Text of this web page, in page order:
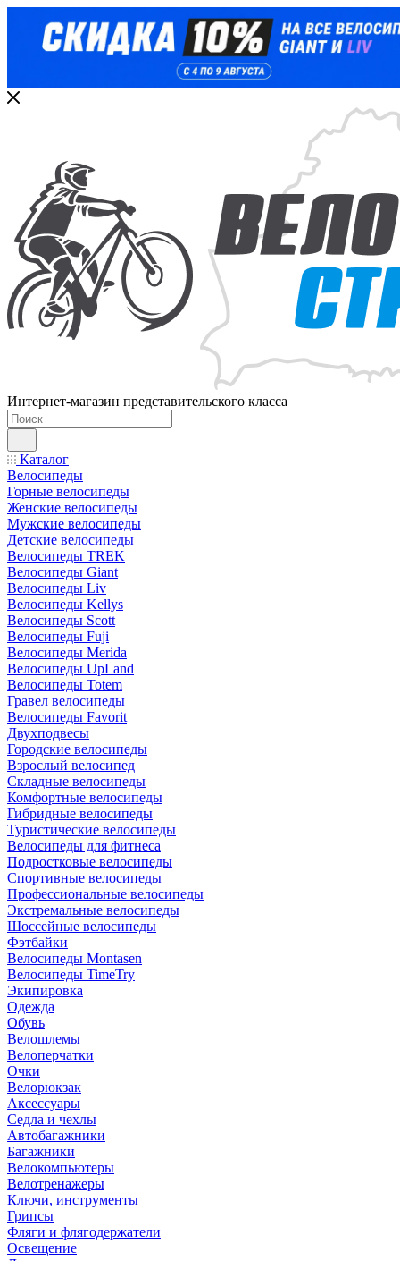
Интернет-магазин представительского класса
Каталог
Велосипеды
Горные велосипеды
Женские велосипеды
Мужские велосипеды
Детские велосипеды
Велосипеды TREK
Велосипеды Giant
Велосипеды Liv
Велосипеды Kellys
Велосипеды Scott
Велосипеды Fuji
Велосипеды Merida
Велосипеды UpLand
Велосипеды Totem
Гравел велосипеды
Велосипеды Favorit
Двухподвесы
Городские велосипеды
Взрослый велосипед
Складные велосипеды
Комфортные велосипеды
Гибридные велосипеды
Туристические велосипеды
Велосипеды для фитнеса
Подростковые велосипеды
Спортивные велосипеды
Профессиональные велосипеды
Экстремальные велосипеды
Шоссейные велосипеды
Фэтбайки
Велосипеды Montasen
Велосипеды TimeTry
Экипировка
Одежда
Обувь
Велошлемы
Велоперчатки
Очки
Велорюкзак
Аксессуары
Седла и чехлы
Автобагажники
Багажники
Велокомпьютеры
Велотренажеры
Ключи, инструменты
Грипсы
Фляги и флягодержатели
Освещение